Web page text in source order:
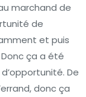
marchand de
de
et puis
Donc ça a été
De
donc ça